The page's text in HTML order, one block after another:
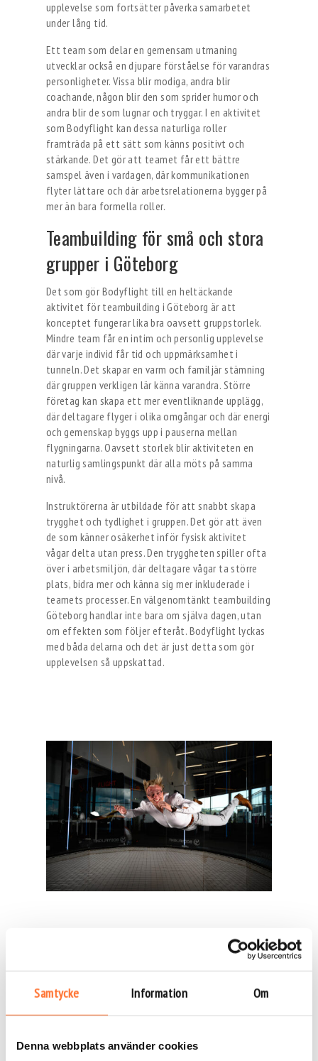
Samtycke Information Om
Denna webbplats använder cookies
upplevelse som fortsätter påverka samarbetet
under lång tid.
Ett team som delar en gemensam utmaning
utvecklar också en djupare förståelse för varandras
personligheter. Vissa blir modiga, andra blir
coachande, någon blir den som sprider humor och
andra blir de som lugnar och tryggar. I en aktivitet
som Bodyflight kan dessa naturliga roller
framträda på ett sätt som känns positivt och
stärkande. Det gör att teamet får ett bättre
samspel även i vardagen, där kommunikationen
flyter lättare och där arbetsrelationerna bygger på
mer än bara formella roller.
Teambuilding för små och stora
grupper i Göteborg
Det som gör Bodyflight till en heltäckande
aktivitet för teambuilding i Göteborg är att
konceptet fungerar lika bra oavsett gruppstorlek.
Mindre team får en intim och personlig upplevelse
där varje individ får tid och uppmärksamhet i
tunneln. Det skapar en varm och familjär stämning
där gruppen verkligen lär känna varandra. Större
företag kan skapa ett mer eventliknande upplägg,
där deltagare flyger i olika omgångar och där energi
och gemenskap byggs upp i pauserna mellan
flygningarna. Oavsett storlek blir aktiviteten en
naturlig samlingspunkt där alla möts på samma
nivå.
Instruktörerna är utbildade för att snabbt skapa
trygghet och tydlighet i gruppen. Det gör att även
de som känner osäkerhet inför fysisk aktivitet
vågar delta utan press. Den tryggheten spiller ofta
över i arbetsmiljön, där deltagare vågar ta större
plats, bidra mer och känna sig mer inkluderade i
teamets processer. En välgenomtänkt teambuilding
Göteborg handlar inte bara om själva dagen, utan
om effekten som följer efteråt. Bodyflight lyckas
med båda delarna och det är just detta som gör
upplevelsen så uppskattad.
Varför Göteborgsföretag väljer
Bodyflight om och om igen
upplevelser i sin företagskultur. Men många